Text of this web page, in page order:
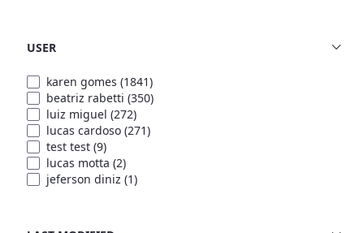
USER
karen gomes (1841)
beatriz rabetti (350)
luiz miguel (272)
lucas cardoso (271)
test test (9)
lucas motta (2)
jeferson diniz (1)